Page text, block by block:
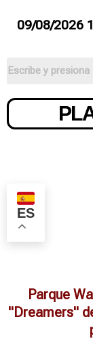
09/08/2026
ES
Parque
"Dreamers"